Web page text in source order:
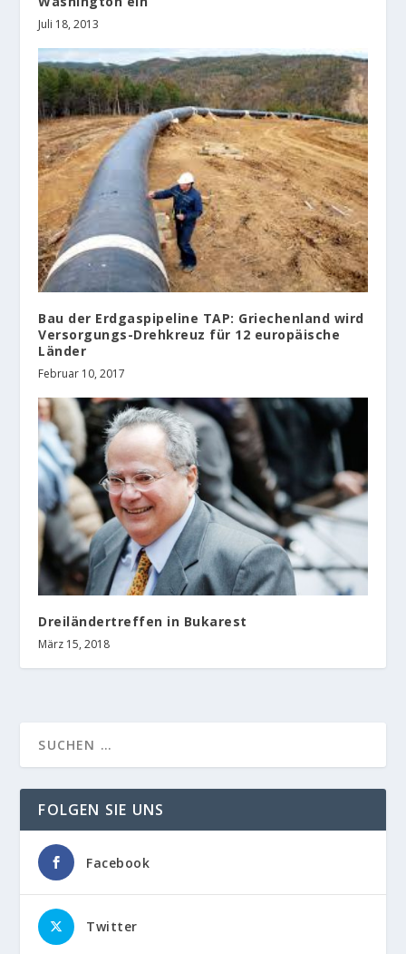
Juli 18, 2013
Bau der Erdgaspipeline TAP: Griechenland wird
Versorgungs-Drehkreuz für 12 europäische
Länder
Februar 10, 2017
Dreiländertreffen in Bukarest
März 15, 2018
FOLGEN SIE UNS
Facebook
Twitter